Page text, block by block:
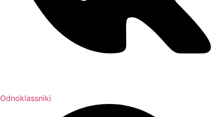
Odnoklassniki